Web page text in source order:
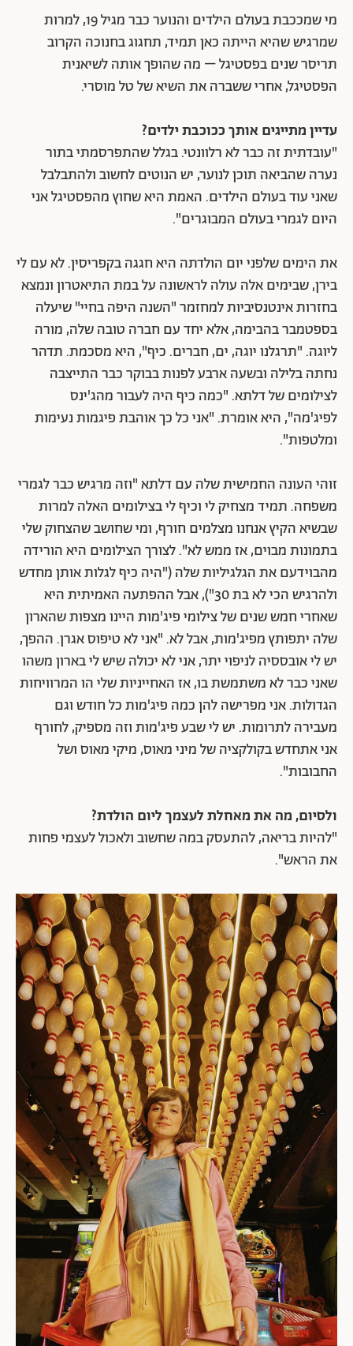
מי שמככבת בעולם הילדים והנוער כבר מגיל 19, למרות
שמרגיש שהיא הייתה כאן תמיד, תחגוג בחנוכה הקרוב
תריסר שנים בפסטיגל – מה שהופך אותה לשיאנית
הפסטיגל, אחרי ששברה את השיא של טל מוסרי.
עדיין מתייגים אותך ככוכבת ילדים?
"עובדתית זה כבר לא רלוונטי. בגלל שהתפרסמתי בתור
נערה שהביאה תוכן לנוער, יש הנוטים לחשוב ולהתבלבל
שאני עוד בעולם הילדים. האמת היא שחוץ מהפסטיגל אני
היום לגמרי בעולם המבוגרים".
את הימים שלפני יום הולדתה היא חגגה בקפריסין. לא עם לי
בירן, שבימים אלה עולה לראשונה על במת התיאטרון ונמצא
בחזרות אינטנסיביות למחזמר "השנה היפה בחיי" שיעלה
בספטמבר בהבימה, אלא יחד עם חברה טובה שלה, מורה
ליוגה. "תרגלנו יוגה, ים, חברים. כיף", היא מסכמת. תדהר
נחתה בלילה ובשעה ארבע לפנות בבוקר כבר התייצבה
לצילומים של דלתא. "כמה כיף היה לעבור מהג'ינס
לפיג'מה", היא אומרת. "אני כל כך אוהבת פיגמות נעימות
ומלטפות".
זוהי העונה החמישית שלה עם דלתא "וזה מרגיש כבר לגמרי
משפחה. תמיד מצחיק לי וכיף לי בצילומים האלה למרות
שבשיא הקיץ אנחנו מצלמים חורף, ומי שחושב שהצחוק שלי
בתמונות מבוים, אז ממש לא".לצורך הצילומים היא הורידה
מהבוידעם את הגלגיליות שלה ("היה כיף לגלות אותן מחדש
ולהרגיש הכי לא בת 30"), אבל ההפתעה האמיתית היא
שאחרי חמש שנים של צילומי פיג'מות היינו מצפות שהארון
שלה יתפותץ מפיג'מות, אבל לא. "אני לא טיפוס אגרן. ההפך,
יש לי אובססיה לניפוי יתר, אני לא יכולה שיש לי בארון משהו
שאני כבר לא משתמשת בו, אז האחייניות שלי הו המרוויחות
הגדולות. אני מפרישה להן כמה פיג'מות כל חודש וגם
מעבירה לתרומות. יש לי שבע פיג'מות וזה מספיק, לחורף
אני אתחדש בקולקציה של מיני מאוס, מיקי מאוס ושל
החבובות".
ולסיום, מה את מאחלת לעצמך ליום הולדת?
"להיות בריאה, להתעסק במה שחשוב ולאכול לעצמי פחות
את הראש".